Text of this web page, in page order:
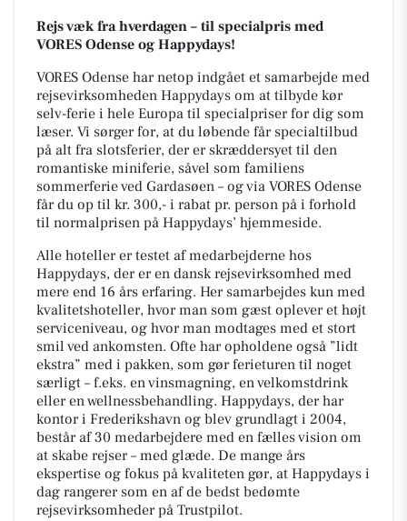
Rejs væk fra hverdagen – til specialpris med
VORES Odense og Happydays!
VORES Odense har netop indgået et samarbejde med
rejsevirksomheden Happydays om at tilbyde kør
selv-ferie i hele Europa til specialpriser for dig som
læser. Vi sørger for, at du løbende får specialtilbud
på alt fra slotsferier, der er skræddersyet til den
romantiske miniferie, såvel som familiens
sommerferie ved Gardasøen – og via VORES Odense
får du op til kr. 300,- i rabat pr. person på i forhold
til normalprisen på Happydays’ hjemmeside.
Alle hoteller er testet af medarbejderne hos
Happydays, der er en dansk rejsevirksomhed med
mere end 16 års erfaring. Her samarbejdes kun med
kvalitetshoteller, hvor man som gæst oplever et højt
serviceniveau, og hvor man modtages med et stort
smil ved ankomsten. Ofte har opholdene også ”lidt
ekstra” med i pakken, som gør ferieturen til noget
særligt – f.eks. en vinsmagning, en velkomstdrink
eller en wellnessbehandling. Happydays, der har
kontor i Frederikshavn og blev grundlagt i 2004,
består af 30 medarbejdere med en fælles vision om
at skabe rejser – med glæde. De mange års
ekspertise og fokus på kvaliteten gør, at Happydays i
dag rangerer som en af de bedst bedømte
rejsevirksomheder på Trustpilot.